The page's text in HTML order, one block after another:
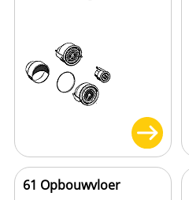
61 Opbouwvloer